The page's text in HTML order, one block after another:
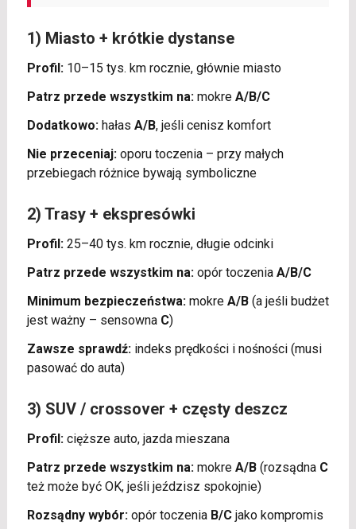
1) Miasto + krótkie dystanse
Profil:10–15 tys. km rocznie, głównie miasto
Patrz przede wszystkim na:mokre A/B/C
Dodatkowo:hałas A/B, jeśli cenisz komfort
Nie przeceniaj:oporu toczenia – przy małych
przebiegach różnice bywają symboliczne
2) Trasy + ekspresówki
Profil:25–40 tys. km rocznie, długie odcinki
Patrz przede wszystkim na:opór toczenia A/B/C
Minimum bezpieczeństwa:mokre A/B(a jeśli budżet
jest ważny – sensowna C)
Zawsze sprawdź:indeks prędkości i nośności (musi
pasować do auta)
3) SUV / crossover + częsty deszcz
Profil:cięższe auto, jazda mieszana
Patrz przede wszystkim na:mokre A/B(rozsądna C
też może być OK, jeśli jeździsz spokojnie)
Rozsądny wybór:opór toczenia B/Cjako kompromis